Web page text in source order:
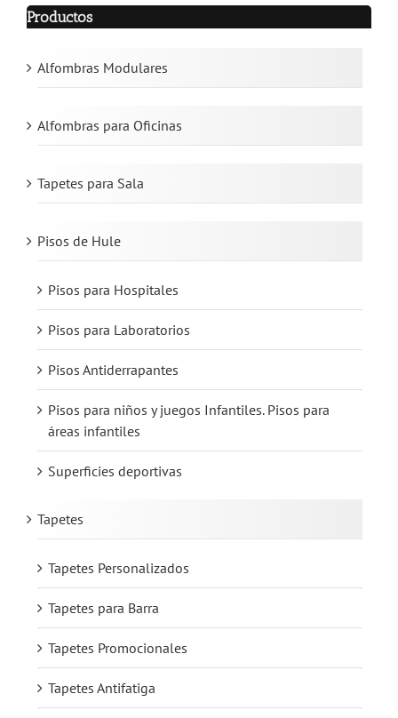
Productos
Alfombras Modulares
Alfombras para Oficinas
Tapetes para Sala
Pisos de Hule
Pisos para Hospitales
Pisos para Laboratorios
Pisos Antiderrapantes
Pisos para niños y juegos Infantiles. Pisos para
áreas infantiles
Superficies deportivas
Tapetes
Tapetes Personalizados
Tapetes para Barra
Tapetes Promocionales
Tapetes Antifatiga